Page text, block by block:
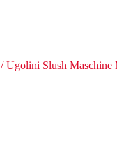
/ Ugolini Slush Maschine